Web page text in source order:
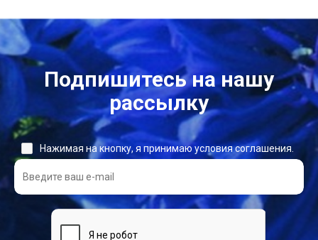
Подпишитесь на нашу
рассылку
Нажимая на кнопку, я принимаю условия соглашения.